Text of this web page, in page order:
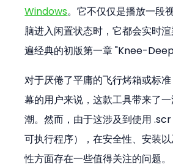
Windows。它不仅仅是播放一段
脑进入闲置状态时，它都会实时
遍经典的初版第一章 "Knee-
对于厌倦了平庸的飞行烤箱或标
幕的用户来说，这款工具带来了
潮。然而，由于这涉及到使用
可执行程序），在安全性、安装
性方面存在一些值得关注的问题。